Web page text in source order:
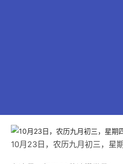
10月23日，农历九月初三，星期